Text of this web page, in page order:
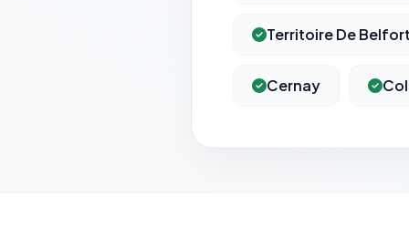
Territoire De Belfort
Cernay